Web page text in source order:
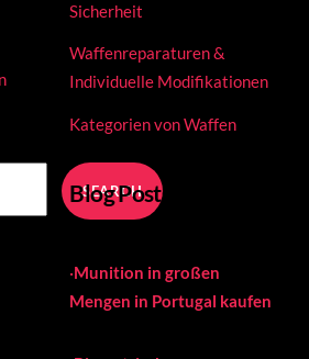
SEARCH
Sicherheit
Waffenreparaturen &
Individuelle Modifikationen
Kategorien von Waffen
Blog Posts
·Munition in großen
Mengen in Portugal kaufen